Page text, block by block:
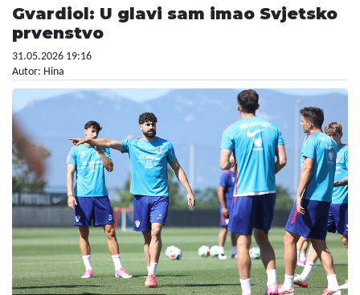
Gvardiol: U glavi sam imao Svjetsko
prvenstvo
31.05.2026 19:16
Autor: Hina